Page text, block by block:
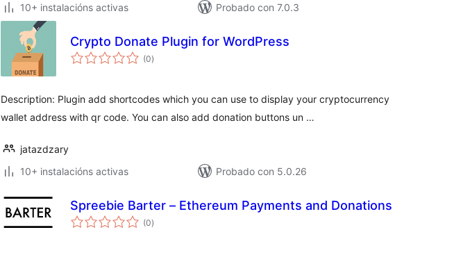
10+ instalacións activas
Probado con 7.0.3
Crypto Donate Plugin for WordPress
(0valoracións
totais
)
Description: Plugin add shortcodes which you can use to display your cryptocurrency
wallet address with qr code. You can also add donation buttons un …
jatazdzary
10+ instalacións activas
Probado con 5.0.26
Spreebie Barter – Ethereum Payments and Donations
(0valoracións
totais
)